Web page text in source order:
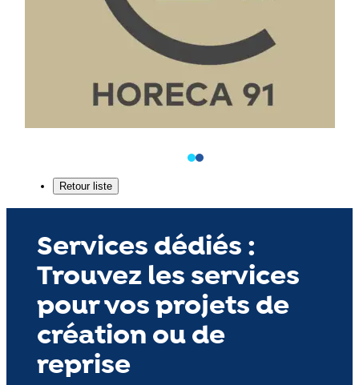
Services dédiés :
Trouvez les services
pour vos projets de
création ou de
reprise